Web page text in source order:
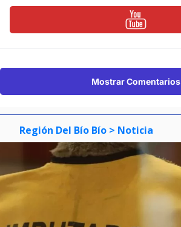
Mostrar Comentarios
Región Del Bío Bío > Noticia